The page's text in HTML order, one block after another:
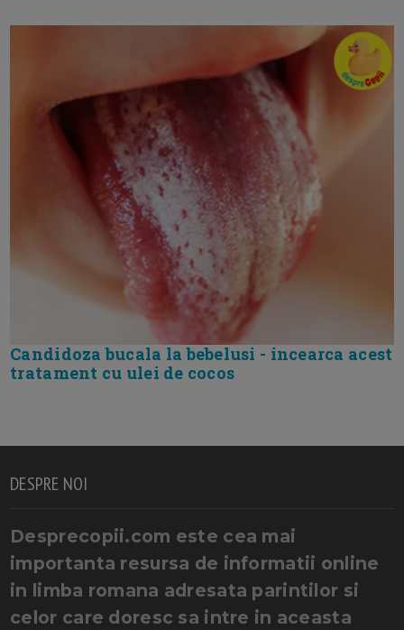
Candidoza bucala la bebelusi - incearca acest
tratament cu ulei de cocos
DESPRE NOI
Desprecopii.com este cea mai
importanta resursa de informatii online
in limba romana adresata parintilor si
celor care doresc sa intre in aceasta